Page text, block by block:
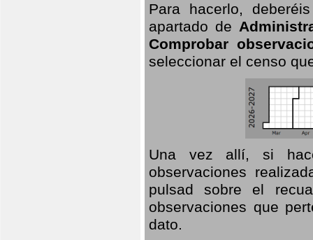
Para hacerlo,
apartado de
Comprobar
seleccionar el censo
Una vez allí, si
observaciones
pulsad sobre el
observaciones que
dato.